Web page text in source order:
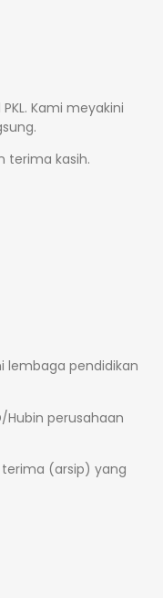
Kami meyakini
terima kasih.
lembaga pendidikan
Hubin perusahaan
terima (arsip) yang